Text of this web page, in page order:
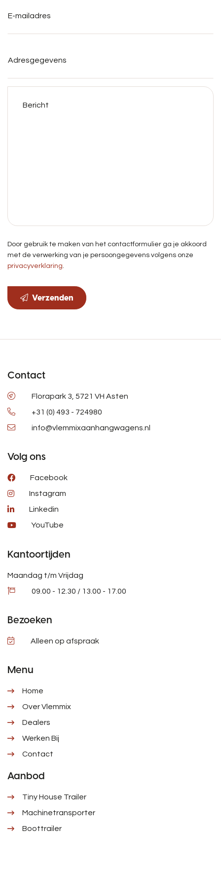
Door gebruik te maken van het contactformulier ga je akkoord
met de verwerking van je persoongegevens volgens onze
privacyverklaring
Verzenden
Contact
Florapark 3, 5721 VH Asten
+31 (0) 493 - 724980
info@vlemmixaanhangwagens.nl
Volg ons
Facebook
Instagram
Linkedin
YouTube
Kantoortijden
Maandag t/m Vrijdag
09.00 - 12.30 / 13.00 - 17.00
Bezoeken
Alleen op afspraak
Menu
Home
Over Vlemmix
Dealers
Werken Bij
Contact
Aanbod
Tiny House Trailer
Machinetransporter
Boottrailer